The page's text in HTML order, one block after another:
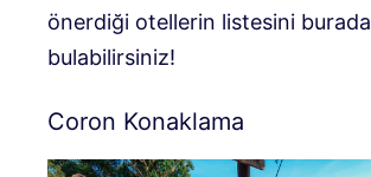
önerdiği otellerin listesini burada
bulabilirsiniz!
Coron Konaklama